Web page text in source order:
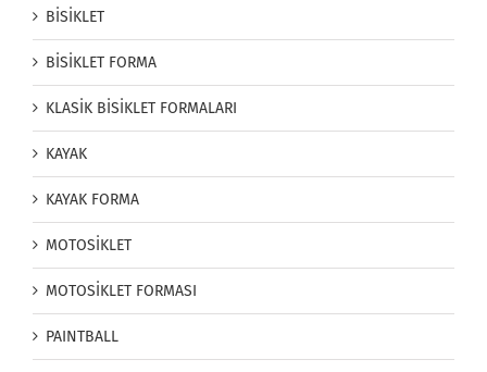
BİSİKLET
BİSİKLET FORMA
KLASİK BİSİKLET FORMALARI
KAYAK
KAYAK FORMA
MOTOSİKLET
MOTOSİKLET FORMASI
PAINTBALL